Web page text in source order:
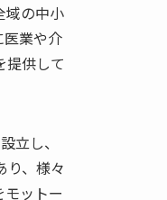
域の中小
業や介
提供して
立し、
り、様々
ットー